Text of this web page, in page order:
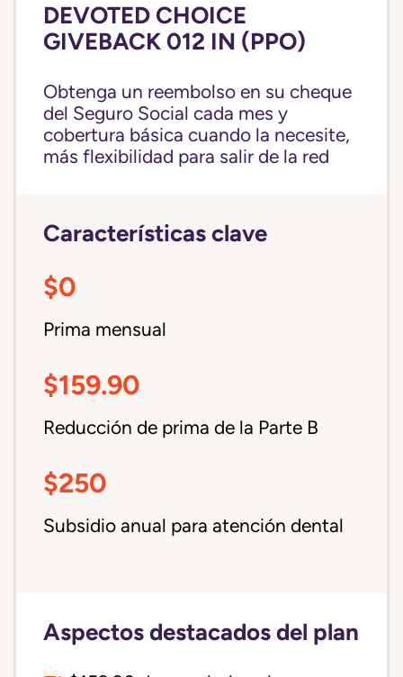
DEVOTED CHOICE
GIVEBACK 012 IN (PPO)
Obtenga un reembolso en su cheque
del Seguro Social cada mes y
cobertura básica cuando la necesite,
más flexibilidad para salir de la red
Características clave
$0
Prima mensual
$159.90
Reducción de prima de la Parte B
$250
Subsidio anual para atención dental
Aspectos destacados del plan